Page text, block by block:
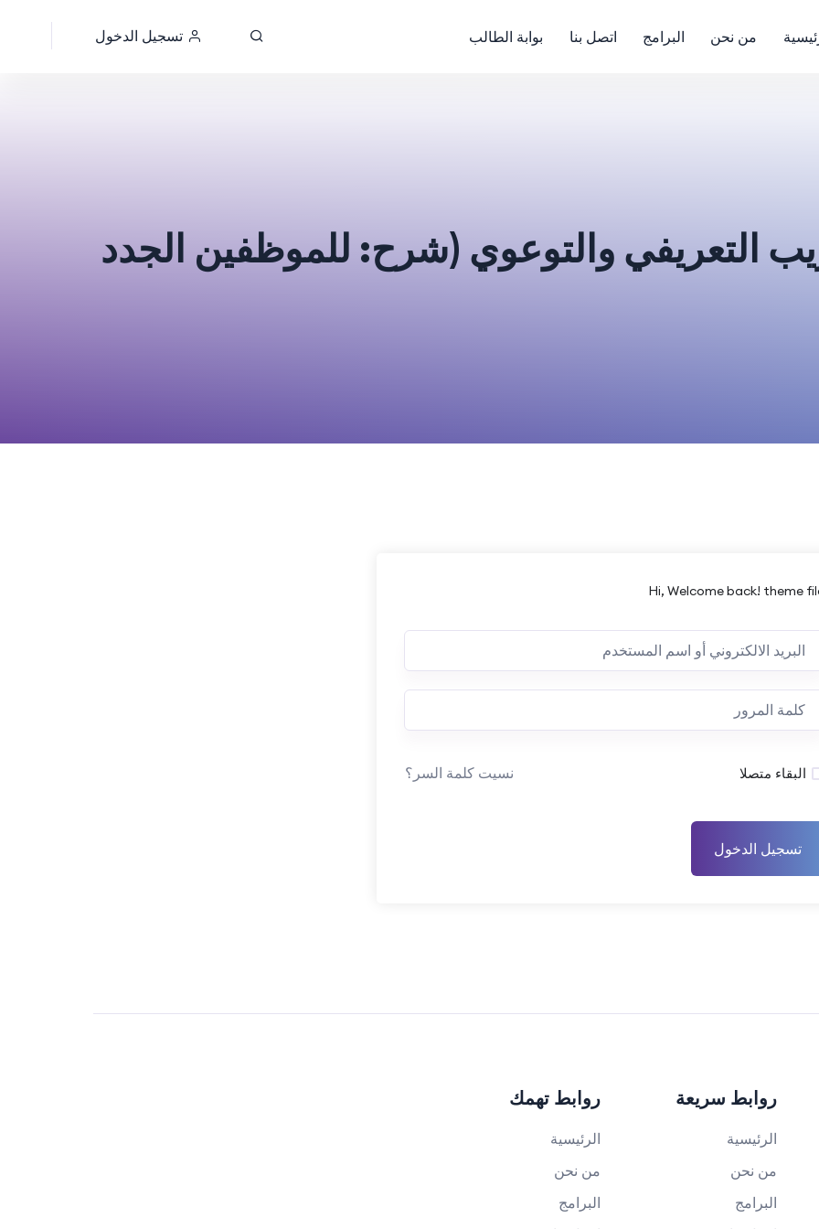
من نحن البرامج اتصل بنا بوابة الطالب تسجيل الدخول
التعريفي والتوعوي (شرح: للموظفين الجدد
Hi, Welcome back! theme
البقاء متصلا نسيت كلمة السر؟
تسجيل الدخول
روابط سريعة
الرئيسية
من نحن
البرامج
روابط تهمك
الرئيسية
من نحن
البرامج